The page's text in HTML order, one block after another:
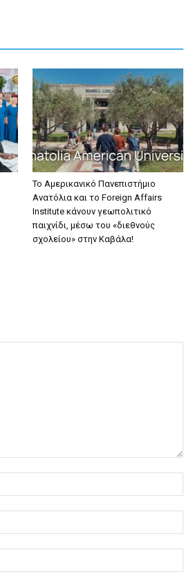
Το Αμερικανικό Πανεπιστήμιο
Ανατόλια και το Foreign Affairs
Institute κάνουν γεωπολιτικό
παιχνίδι, μέσω του «διεθνούς
σχολείου» στην Καβάλα!